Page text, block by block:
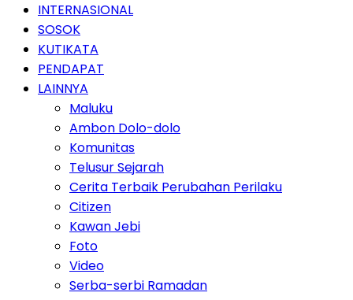
INTERNASIONAL
SOSOK
KUTIKATA
PENDAPAT
LAINNYA
Maluku
Ambon Dolo-dolo
Komunitas
Telusur Sejarah
Cerita Terbaik Perubahan Perilaku
Citizen
Kawan Jebi
Foto
Video
Serba-serbi Ramadan